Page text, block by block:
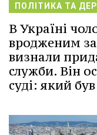
ПОЛІТИКА ТА
В Україні
вродженим
визнали
служби. Він
суді: який